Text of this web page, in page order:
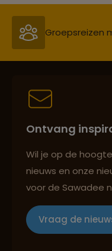
Groepsreizen
Persoonlijk en
Reizen met
Ontvang
Wil je op de
nieuws en onze
voor de Sawadee
Vraag de